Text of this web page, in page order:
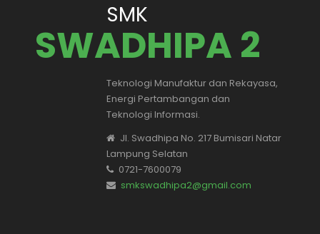
SMK
SWADHIPA 2
Teknologi Manufaktur dan Rekayasa,
Energi Pertambangan dan
Teknologi Informasi.
Jl. Swadhipa No. 217 Bumisari Natar
Lampung Selatan
0721-7600079
smkswadhipa2@gmail.com